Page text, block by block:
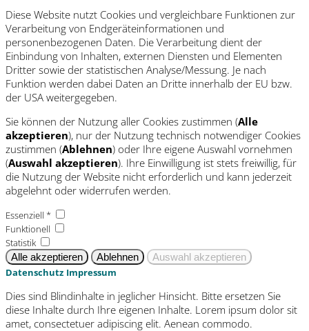
Diese Website nutzt Cookies und vergleichbare Funktionen zur
Verarbeitung von Endgeräteinformationen und
personenbezogenen Daten. Die Verarbeitung dient der
Einbindung von Inhalten, externen Diensten und Elementen
Dritter sowie der statistischen Analyse/Messung. Je nach
Funktion werden dabei Daten an Dritte innerhalb der EU bzw.
der USA weitergegeben.
Sie können der Nutzung aller Cookies zustimmen (Alle
akzeptieren), nur der Nutzung technisch notwendiger Cookies
zustimmen (Ablehnen) oder Ihre eigene Auswahl vornehmen
(Auswahl akzeptieren). Ihre Einwilligung ist stets freiwillig, für
die Nutzung der Website nicht erforderlich und kann jederzeit
abgelehnt oder widerrufen werden.
Essenziell *
Funktionell
Statistik
Datenschutz Impressum
Dies sind Blindinhalte in jeglicher Hinsicht. Bitte ersetzen Sie
diese Inhalte durch Ihre eigenen Inhalte. Lorem ipsum dolor sit
amet, consectetuer adipiscing elit. Aenean commodo.